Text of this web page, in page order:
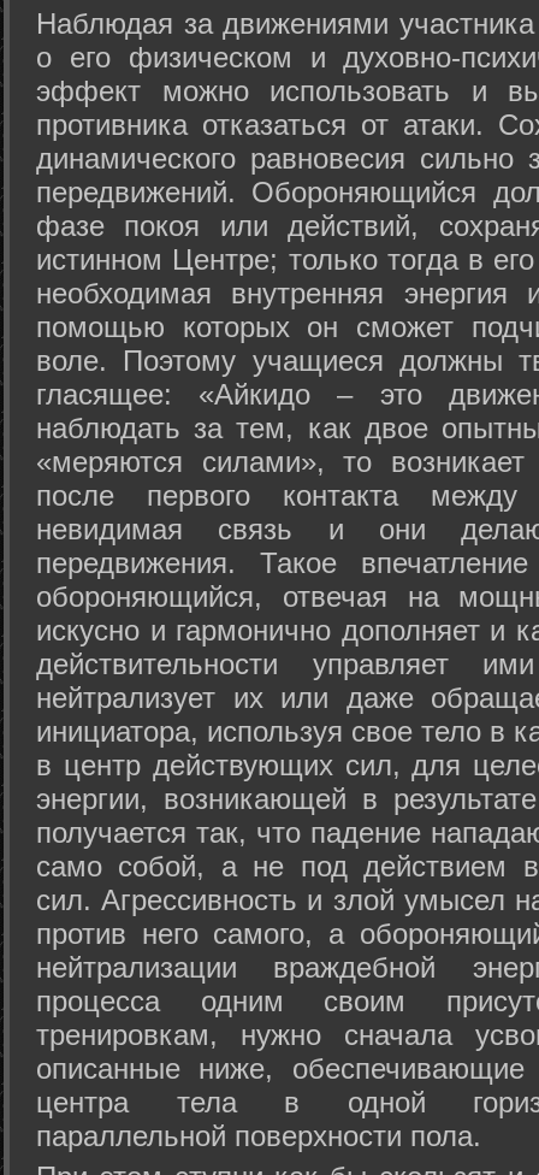
Hаблюдая за движениями
о его физическом и духовно-
эффект можно использовать и
противника отказаться от атаки.
динамического равновесия сильно
передвижений. Обороняющийся
фазе покоя или действий,
истинном Центре; только тогда в
необходимая внутренняя
помощью которых он сможет
воле. Поэтому учащиеся должны
гласящее: «Айкидо – это
наблюдать за тем, как двое
«меряются силами», то возникает
после первого контакта
невидимая связь и они
передвижения. Такое
обороняющийся, отвечая на
искусно и гармонично дополняет и
действительности управляет
нейтрализует их или даже
инициатора, используя свое тело в
в центр действующих сил, для
энергии, возникающей в
получается так, что падение
само собой, а не под действием
сил. Агрессивность и злой умысел
против него самого, а
нейтрализации враждебной
процесса одним своим
тренировкам, нужно сначала
описанные ниже, обеспечивающие
центра тела в одной
параллельной поверхности пола.